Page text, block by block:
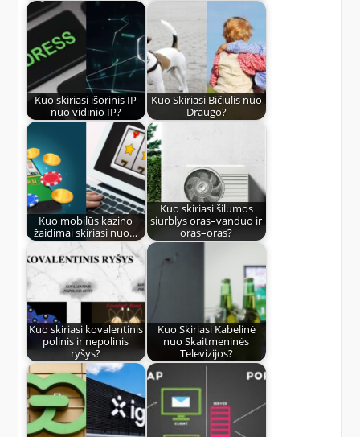
Kuo skiriasi išorinis IP
nuo vidinio IP?
Kuo Skiriasi Bičiulis nuo
Draugo?
Kuo mobilūs kazino
žaidimai skiriasi nuo…
Kuo skiriasi šilumos
siurblys oras–vanduo ir
oras–oras?
Kuo skiriasi kovalentinis
polinis ir nepolinis
ryšys?
Kuo Skiriasi Kabelinė
nuo Skaitmeninės
Televizijos?